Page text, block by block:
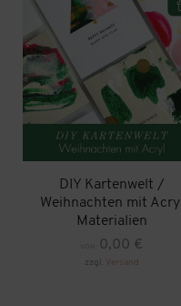
DIY Kartenwelt /
Weihnachten mit Acryl
Materialien
0,00 €
zzgl. Versand